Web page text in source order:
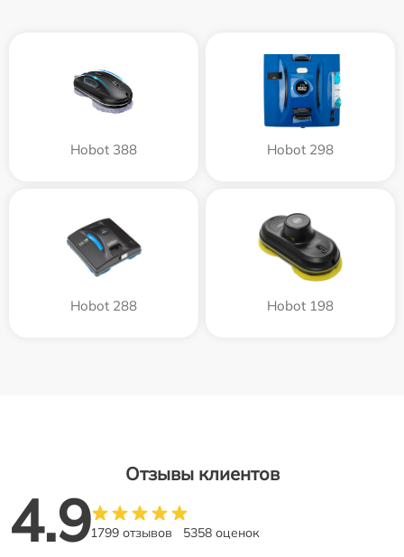
Hobot 388 Hobot 298
Hobot 288 Hobot 198
Отзывы клиентов
4.91799 отзывов 5358 оценок